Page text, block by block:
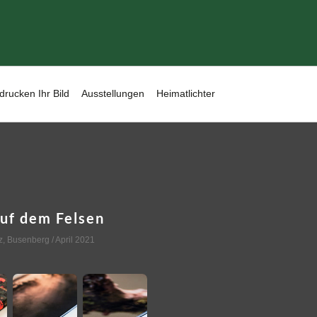
Ihr Bild Ausstellungen Heimatlichter
dem Felsen
, Busenberg / April 2021